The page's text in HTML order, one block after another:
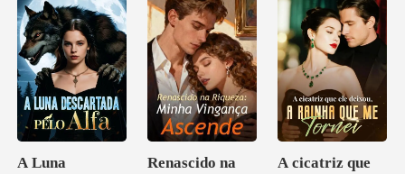
A Luna
Renascido na
A cicatriz que